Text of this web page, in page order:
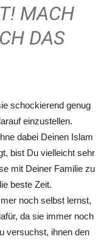
MACH
DAS
schockierend genug
einzustellen.
dabei Deinen Islam
bist Du vielleicht sehr
mit Deiner Familie zu
beste Zeit.
noch selbst lernst,
da sie immer noch
versuchst, ihnen den